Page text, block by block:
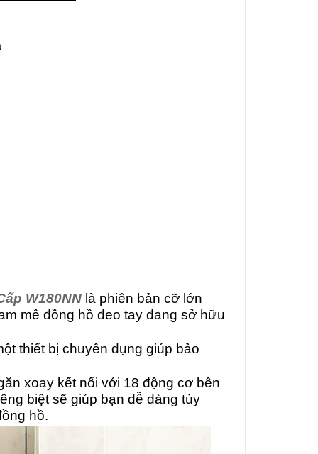
W180NNlà phiên bản cỡ lớn
mê đồng hồ đeo tay đang sở hữu
thiết bị chuyên dụng giúp bảo
xoay kết nối với 18 động cơ bên
biệt sẽ giúp bạn dễ dàng tùy
hồ.